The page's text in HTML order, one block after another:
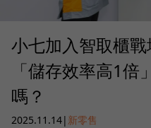
小七加入智取櫃
「儲存效率高1
嗎？
2025.11.14| 新零售